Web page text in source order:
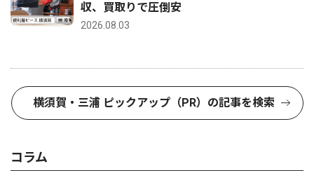
収、買取りで圧倒安
2026.08.03
横須賀・三浦 ピックアップ（PR）の記事を検索
コラム